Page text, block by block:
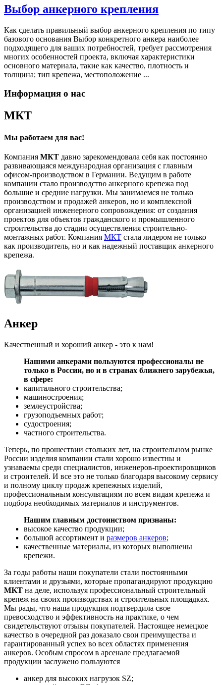
Выбор анкерного крепления
Как сделать правильный выбор анкерного крепления по типу
базового основания Выбор конкретного анкера наиболее
подходящего для ваших потребностей, требует рассмотрения
многих особенностей проекта, включая характеристики
основного материала, такие как качество, плотность и
толщина; тип крепежа, местоположение ...
Информация о нас
МКТ
Мы работаем для вас!
Компания МКТ давно зарекомендовала себя как постоянно
развивающаяся международная организация с главным
офисом-производством в Германии. Ведущим в работе
компании стало производство анкерного крепежа под
большие и средние нагрузки. Мы занимаемся не только
производством и продажей анкеров, но и комплексной
организацией инженерного сопровождения: от создания
проектов для объектов гражданского и промышленного
строительства до стадии осуществления строительно-
монтажных работ. Компания МКТ стала лидером не только
как производитель, но и как надежный поставщик анкерного
крепежа.
Анкер
Качественный и хороший анкер - это к нам!
Нашими анкерами пользуются профессионалы не
только в России, но и в странах ближнего зарубежья,
в сфере:
капитального строительства;
машиностроения;
землеустройства;
грузоподъемных работ;
судостроения;
частного строительства.
Теперь, по прошествии стольких лет, на строительном рынке
России изделия компании стали хорошо известны и
узнаваемы среди специалистов, инженеров-проектировщиков
и строителей. И все это не только благодаря высокому сервису
и полному циклу продаж крепежных изделий,
профессиональным консультациям по всем видам крепежа и
подбора необходимых материалов и инструментов.
Нашим главным достоинством признаны:
высокое качество продукции;
большой ассортимент и размеров анкеров;
качественные материалы, из которых выполнены
крепежи.
За годы работы наши покупатели стали постоянными
клиентами и друзьями, которые пропагандируют продукцию
MKT на деле, используя профессиональный строительный
крепеж на своих производствах и строительных площадках.
Мы рады, что наша продукция подтвердила свое
превосходство и эффективность на практике, о чем
свидетельствуют отзывы покупателей. Настоящее немецкое
качество в очередной раз доказало свои преимущества и
гарантированный успех во всех областях применения
анкеров. Особым спросом в арсенале предлагаемой
продукции заслужено пользуются
анкер для высоких нагрузок SZ;